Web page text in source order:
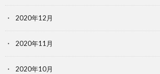
2020年12月
2020年11月
2020年10月